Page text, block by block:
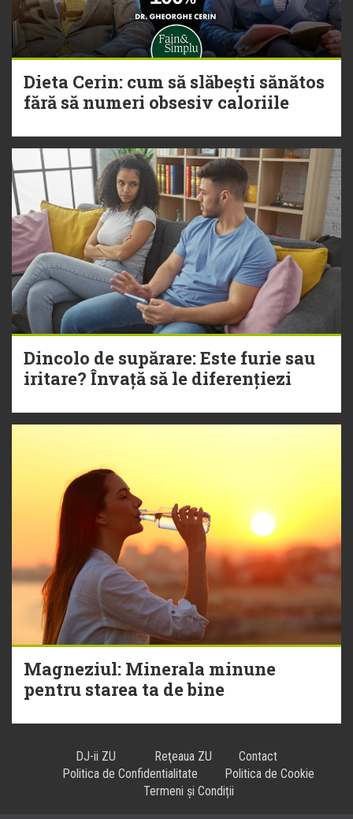
Dieta Cerin: cum să slăbești sănătos
fără să numeri obsesiv caloriile
Dincolo de supărare: Este furie sau
iritare? Învață să le diferențiezi
Magneziul: Minerala minune
pentru starea ta de bine
DJ-ii ZU Reţeaua ZU
Contact
Politica de Confidentialitate
Politica de Cookie
Termeni și Condiții